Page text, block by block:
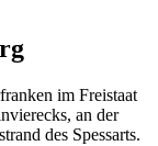
im Freistaat
an der
des Spessarts.